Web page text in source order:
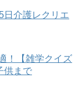
日介護レクリエ
！【雑学クイズ
供まで